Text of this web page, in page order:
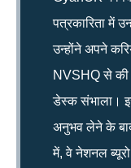
पत्रकारिता में
उन्होंने अपने
NVSHQ से
डेस्क संभाला।
अनुभव लेने के
में, वे नेशनल